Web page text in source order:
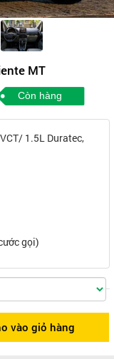
MT
Còn hàng
1.5L Duratec,
gọi)